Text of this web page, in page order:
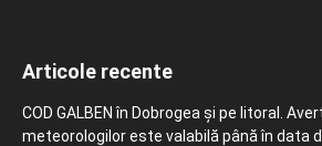
Articole recente
COD GALBEN în Dobrogea și pe litoral.
meteorologilor este valabilă până în data